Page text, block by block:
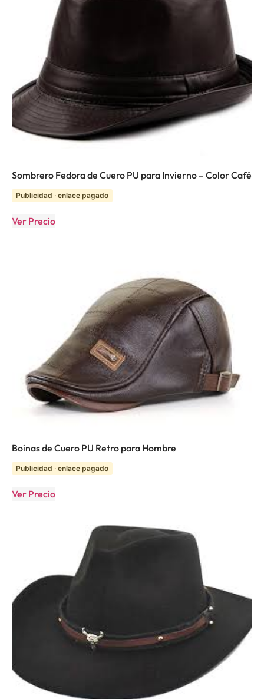
Sombrero Fedora de Cuero PU para Invierno – Color Café
Publicidad · enlace pagado
Ver Precio
Boinas de Cuero PU Retro para Hombre
Publicidad · enlace pagado
Ver Precio